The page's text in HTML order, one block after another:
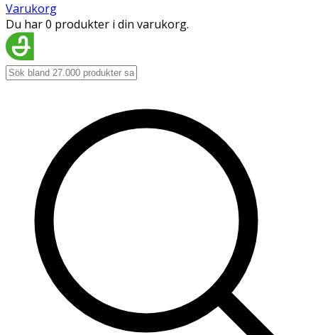
Varukorg
Du har 0 produkter i din varukorg.